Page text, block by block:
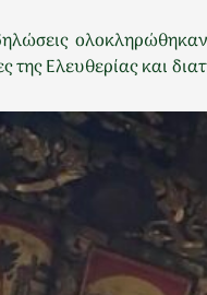
της Ελευθερίας και